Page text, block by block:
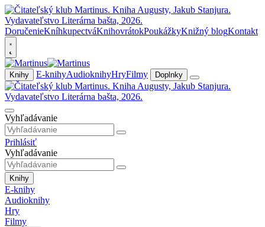
DoručenieKníhkupectváKnihovrátokPoukážkyKnižný blogKontakt
Knihy E-knihyAudioknihyHryFilmy Doplnky
Vyhľadávanie
Prihlásiť
Vyhľadávanie
Knihy
E-knihy
Audioknihy
Hry
Filmy